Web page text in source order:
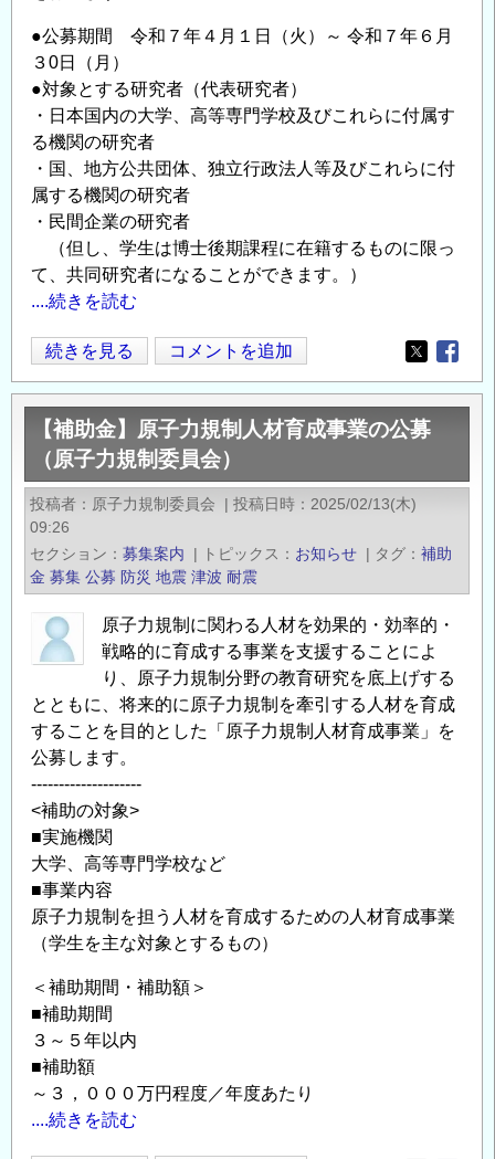
団
法
人
ひ
と・
健
康・
未
来
研
究
財
団）
の
●公募期間 令和７年４月１日（火）～ 令和７年６月
３0日（月）
●対象とする研究者（代表研究者）
・日本国内の大学、高等専門学校及びこれらに付属す
る機関の研究者
・国、地方公共団体、独立行政法人等及びこれらに付
属する機関の研究者
・民間企業の研究者
（但し、学生は博士後期課程に在籍するものに限っ
て、共同研究者になることができます。）
....続きを読む
令
和
７
年
度
研
究
助
成
の
募
つ
い
て
の
続きを見る コメントを追加
Opens in
【補助金】原子力規制人材育成事業の公募
（原子力規制委員会）
投稿者 原子力規制委員会 | 投稿日時
2025/02/13(木)
09:26
セクション
募集案内 | トピックス お知らせ | タグ
補助
金 募集 公募 防災 地震 津波 耐震
原子力規制に関わる人材を効果的・効率的・
戦略的に育成する事業を支援することによ
り、原子力規制分野の教育研究を底上げする
とともに、将来的に原子力規制を牽引する人材を育成
することを目的とした「原子力規制人材育成事業」を
公募します。
--------------------
<補助の対象>
■実施機関
大学、高等専門学校など
■事業内容
原子力規制を担う人材を育成するための人材育成事業
（学生を主な対象とするもの）
＜補助期間・補助額＞
■補助期間
３～５年以内
■補助額
～３，０００万円程度／年度あたり
....続きを読む